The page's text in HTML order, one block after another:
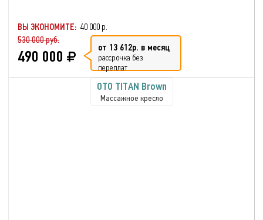
ВЫ ЭКОНОМИТЕ: 40 000 р.
530 000 руб.
490 000 от 13 612р. в месяц
рассрочка без
переплат
OTO TITAN Brown
Массажное кресло